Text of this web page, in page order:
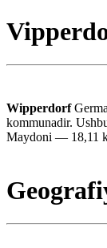
Wipperdorf
kommunadir.
Maydoni — 18,11